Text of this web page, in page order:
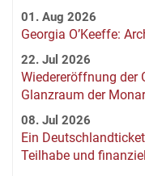
01. Aug 2026
Georgia O’Keeffe:
22. Jul 2026
Wiedereröffnung der
Glanzraum der
08. Jul 2026
Ein
Teilhabe und